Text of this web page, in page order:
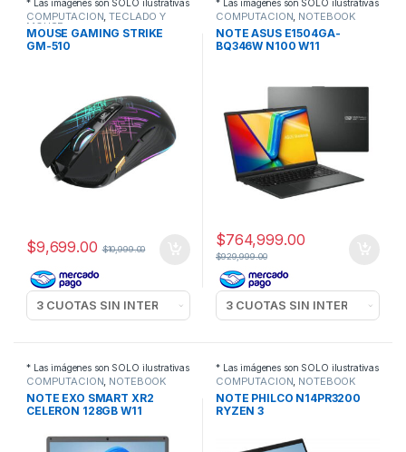
* Las imágenes son SOLO ilustrativas
COMPUTACION,TECLADO Y
MOUSE
MOUSE GAMING STRIKE
GM-510
$9,699.00 $10,999.00
* Las imágenes son SOLO ilustrativas
COMPUTACION, NOTEBOOK
NOTE ASUS E1504GA-
BQ346W N100 W11
$764,999.00
$929,999.00
* Las imágenes son SOLO ilustrativas
COMPUTACION, NOTEBOOK
NOTE EXO SMART XR2
CELERON 128GB W11
* Las imágenes son SOLO ilustrativas
COMPUTACION, NOTEBOOK
NOTE PHILCO N14PR3200
RYZEN 3